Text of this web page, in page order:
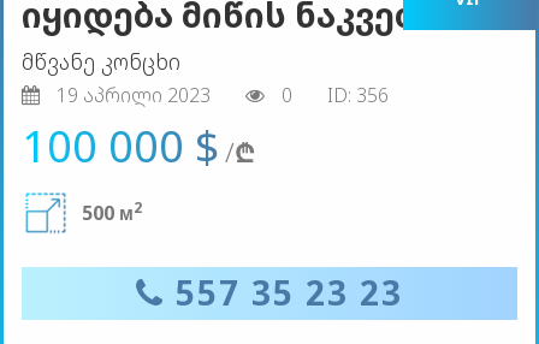
იყიდება მიწის ნაკვეთი
მწვანე კონცხი
19 აპრილი 2023 0 ID: 356
100 000 $ /₾
500 м2
557 35 23 23